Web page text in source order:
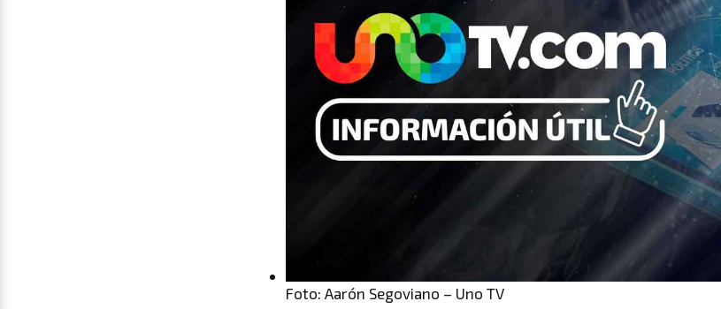
Foto: Aarón Segoviano – Uno TV